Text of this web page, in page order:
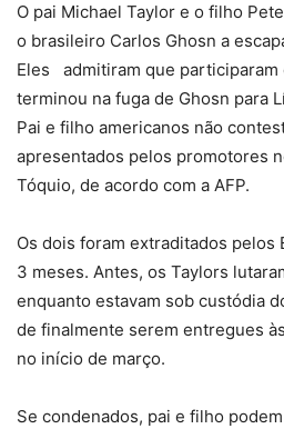
O pai Michael Taylor e o filho
o brasileiro Carlos Ghosn a
Eles
admitiram que
terminou na fuga de Ghosn para
Pai e filho americanos não
apresentados pelos promotores
Tóquio, de acordo com a AFP.
Os dois foram extraditados pelos
3 meses. Antes, os Taylors
enquanto estavam sob custódia
de finalmente serem entregues
no início de março.
Se condenados, pai e filho podem